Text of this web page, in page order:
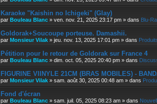
Karaoke "Kaishin no Ichigeki" (Glay)
par Bouleau Blanc » ven. nov. 21, 2025 23:17 pm » dans Blu-
Goldorak+Soucoupe porteuse. Damashii.
par Monsieur Vilak » jeu. nov. 13, 2025 17:01 pm » dans
Pétition pour le retour de Goldorak sur France 4
par Bouleau Blanc » dim. oct. 05, 2025 20:40 pm » dans
FIGURINE VIINYLE 21CM (BRAS MOBILES) -
par Monsieur Vilak » sam. août 30, 2025 00:48 am » dans
Fond d'écran
par Bouleau Blanc » sam. juil. 05, 2025 08:23 am » dans